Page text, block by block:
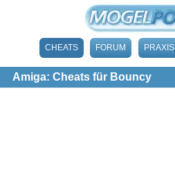
CHEATS FORUM PRAXIS
Amiga: Cheats für Bouncy